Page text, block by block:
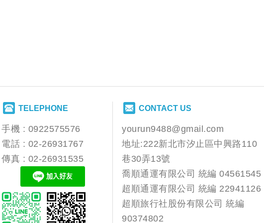
TELEPHONE
手機 : 0922575576
電話 : 02-26931767
傳真 : 02-26931535
CONTACT US
yourun9488@gmail.com
地址:222新北市汐止區中興路110
巷30弄13號
喬順通運有限公司 統編 04561545
超順通運有限公司 統編 22941126
超順旅行社股份有限公司 統編
90374802